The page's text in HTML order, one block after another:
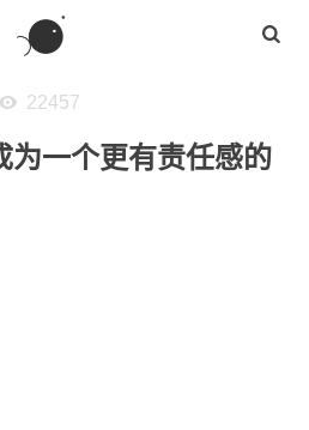
22457
为一个更有责任感的